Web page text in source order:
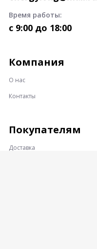
Время работы:
c 9:00 до 18:00
Компания
О нас
Контакты
Покупателям
Доставка